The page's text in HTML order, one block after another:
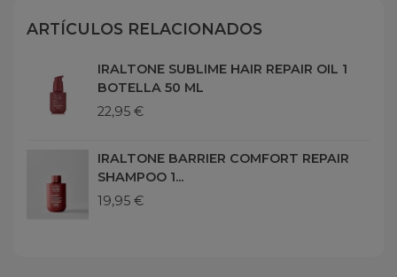
ARTÍCULOS RELACIONADOS
IRALTONE SUBLIME HAIR REPAIR OIL 1
BOTELLA 50 ML
22,95 €
IRALTONE BARRIER COMFORT REPAIR
SHAMPOO 1...
19,95 €